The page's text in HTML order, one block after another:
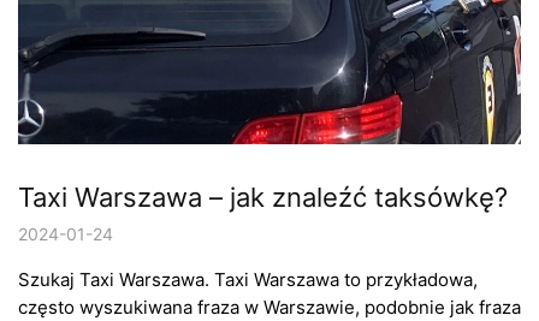
Taxi Warszawa – jak znaleźć taksówkę?
2024-01-24
Szukaj Taxi Warszawa. Taxi Warszawa to przykładowa,
często wyszukiwana fraza w Warszawie, podobnie jak fraza